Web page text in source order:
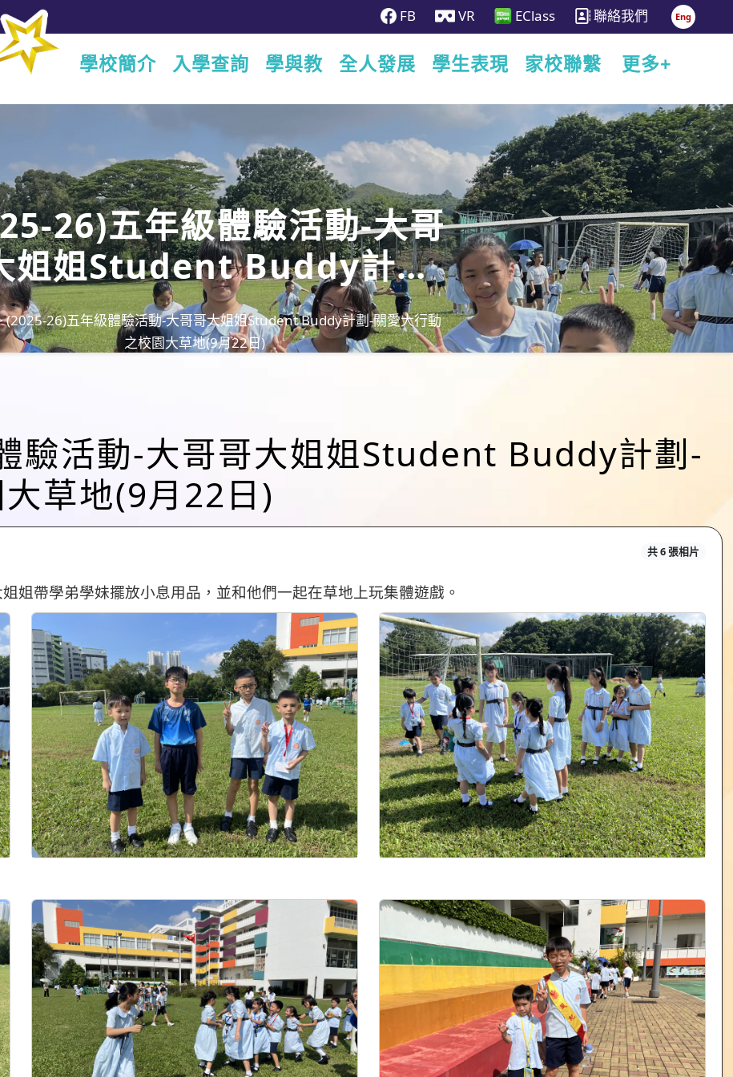
FB VR EClass 聯絡我們 Eng
學校簡介 入學查詢 學與教 全人發展 學生表現 家校聯繫 更多+
26)五年級體驗活動-大哥
姐姐Student Buddy計劃-
大行動之校園大草地(9月22
日)
(2025-26)五年級體驗活動-大哥哥大姐姐Student Buddy計劃-關愛大行動
之校園大草地(9月22日)
驗活動-大哥哥大姐姐Student Buddy計劃-
草地(9月22日)
共 6 張相片
姐帶學弟學妹擺放小息用品，並和他們一起在草地上玩集體遊戲。